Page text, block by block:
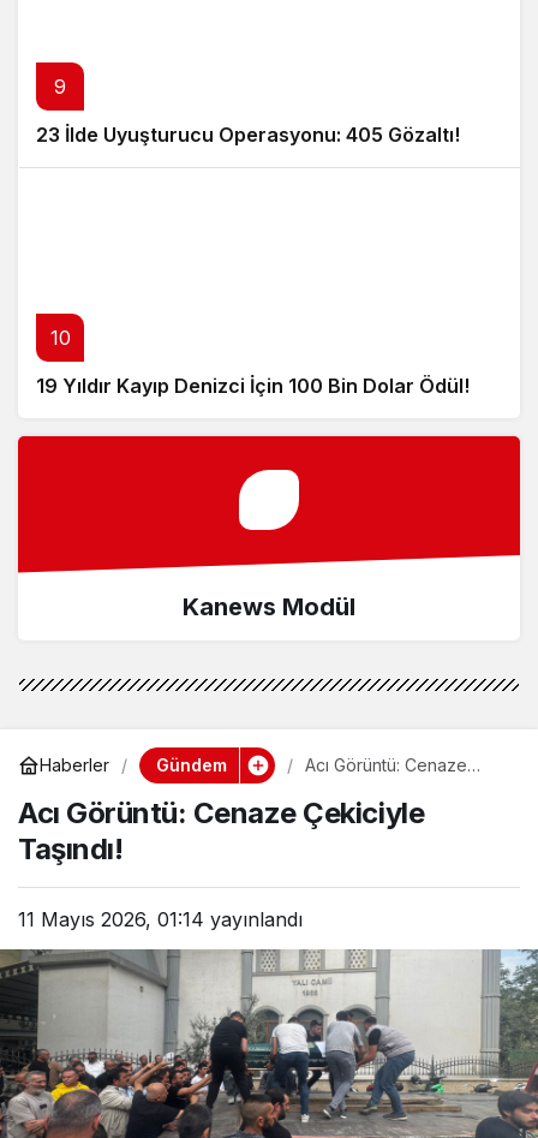
9
23 İlde Uyuşturucu Operasyonu: 405 Gözaltı!
10
19 Yıldır Kayıp Denizci İçin 100 Bin Dolar Ödül!
Kanews Modül
Haberler Gündem
Acı Görüntü: Cenaze
Acı Görüntü: Cenaze Çekiciyle
Taşındı!
11 Mayıs 2026, 01:14 yayınlandı